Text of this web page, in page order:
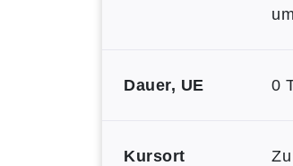
Dauer, UE 0
Kursort